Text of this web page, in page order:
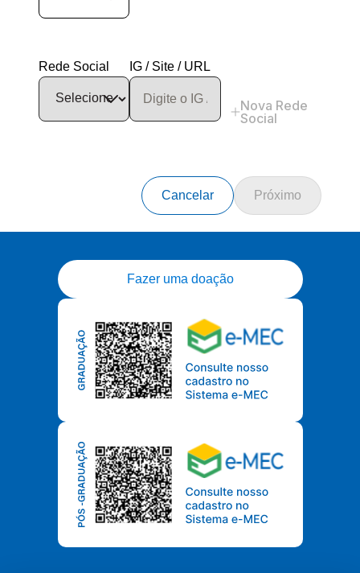
Rede Social IG / Site / URL
Nova Rede
Social
Próximo
Cancelar
Fazer uma doação